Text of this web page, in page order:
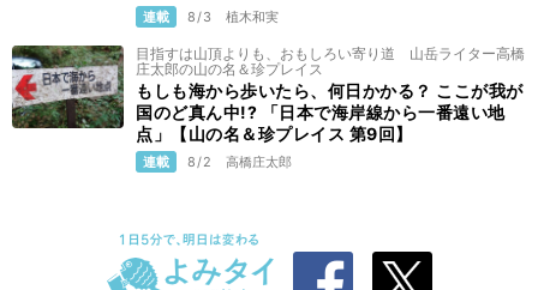
連載 8/3 植木和実
目指すは山頂よりも、おもしろい寄り道 山岳ライター高橋
庄太郎の山の名＆珍プレイス
もしも海から歩いたら、何日かかる？ ここが我が
国のど真ん中!? 「日本で海岸線から一番遠い地
点」【山の名＆珍プレイス 第9回】
連載 8/2 高橋庄太郎